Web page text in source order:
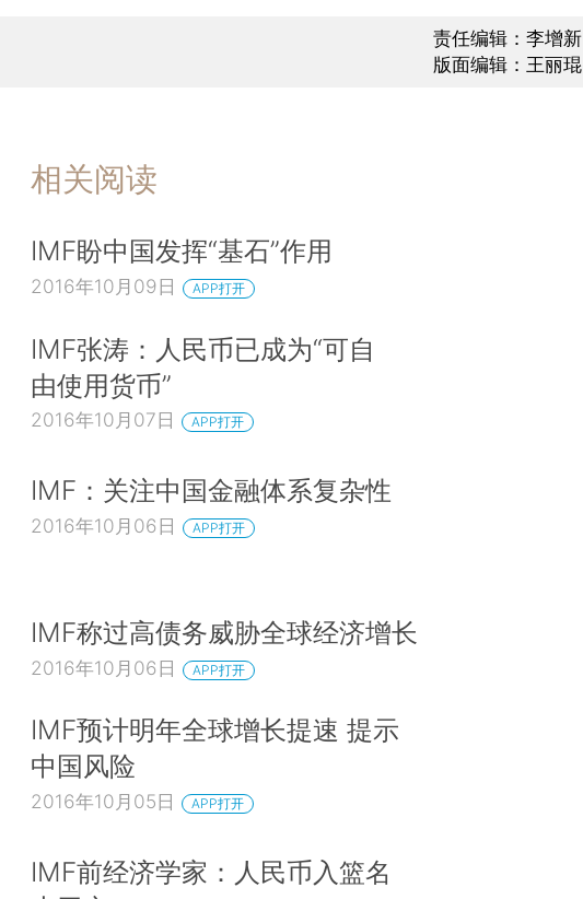
责任编辑：李增新
版面编辑：王丽琨
相关阅读
IMF盼中国发挥“基石”作用
2016年10月09日 APP打开
IMF张涛：人民币已成为“可自
由使用货币”
2016年10月07日 APP打开
IMF：关注中国金融体系复杂性
2016年10月06日 APP打开
IMF称过高债务威胁全球经济增长
2016年10月06日 APP打开
IMF预计明年全球增长提速 提示
中国风险
2016年10月05日 APP打开
IMF前经济学家：人民币入篮名